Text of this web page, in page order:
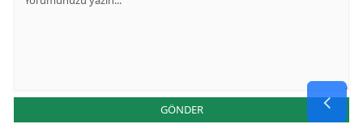
GÖNDER